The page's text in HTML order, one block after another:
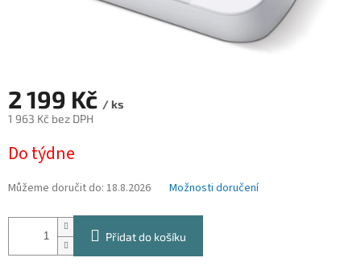
2 199 Kč / ks
1 963 Kč bez DPH
cena:
Do týdne
Můžeme doručit do: 18.8.2026 Možnosti doručení
Přidat do košíku